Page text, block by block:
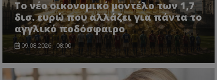
Το νέο οικονομικό μοντέλο των 1,7
δισ. ευρώ που αλλάζει για πάντα το
αγγλικό ποδόσφαιρο
09.08.2026 - 08:00